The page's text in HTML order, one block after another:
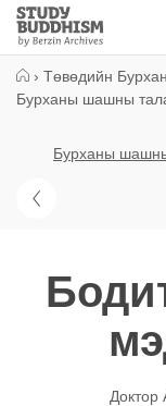
Close
Study
Buddhism
› Төвөдийн
Бурханы шашны
Бурханы шашны
Доктор